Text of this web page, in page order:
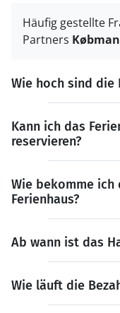
Häufig gestellte
Partners
Wie hoch sind die
Kann ich das
reservieren?
Wie bekomme ich
Ferienhaus?
Ab wann ist das
Wie läuft die